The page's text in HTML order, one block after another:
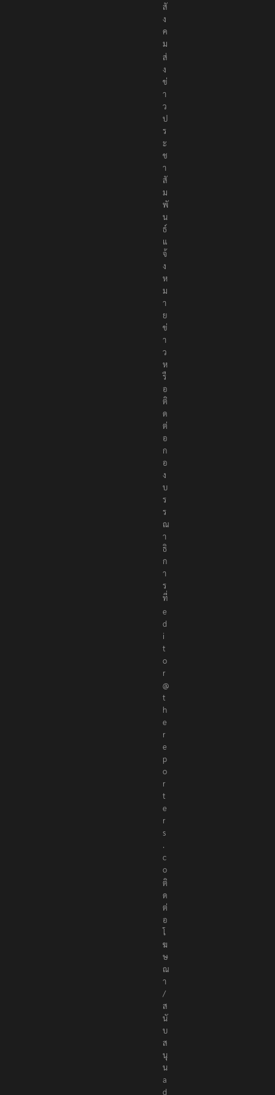
สั
ง
ค
ม
ส่
ง
ข่
า
ว
ป
ร
ะ
ช
า
สั
ม
พั
น
ธ์
แ
จ้
ง
ห
ม
า
ย
ข่
า
ว
ห
รื
อ
ติ
ด
ต่
อ
ก
อ
ง
บ
ร
ร
ณ
า
ธิ
ก
า
ร
ที่
e
d
i
t
o
r
@
t
h
e
r
e
p
o
r
t
e
r
s
.
c
o
ติ
ด
ต่
อ
โ
ฆ
ษ
ณ
า
/
ส
นั
บ
ส
นุ
น
a
d